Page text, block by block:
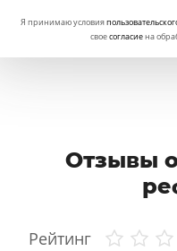
Я принимаю условия
своесогласиена
Отзывы
Рейтинг